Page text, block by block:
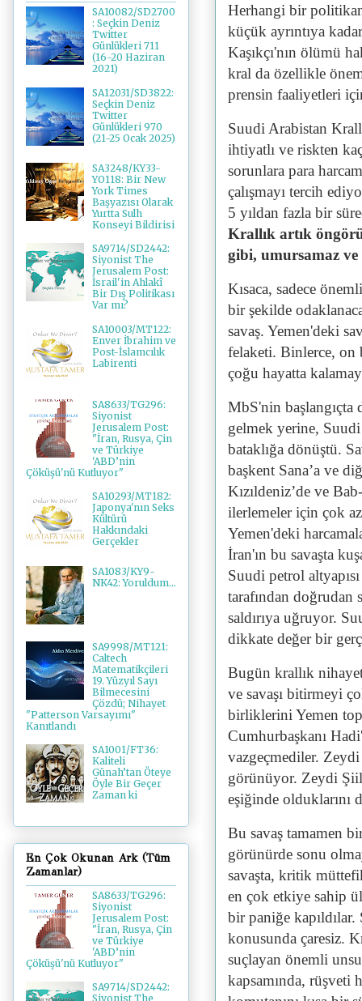
Herhangi bir
küçük ayrıntıya
Kaşıkçı'nın ölümü
kral da özellikle
prensin faaliyetleri
Suudi Arabistan
ihtiyatlı ve riskten
sorunlara para
çalışmayı tercih
5 yıldan fazla bir
Krallık artık
gibi, umursamaz
Kısaca, sadece
bir şekilde
savaş. Yemen'deki
felaketi. Binlerce, on
çoğu hayatta
MbS'nin başlangıçta
gelmek yerine,
bataklığa dönüştü.
başkent Sana’a ve
Kızıldeniz’de ve
ilerlemeler için çok
Yemen'deki
İran'ın bu savaşta
Suudi petrol
tarafından doğrudan
saldırıya uğruyor.
dikkate değer bir
Bugün krallık
ve savaşı bitirmeyi
birliklerini Yemen
Cumhurbaşkanı
vazgeçmediler.
görünüyor. Zeydi
eşiğinde olduklarını
Bu savaş tamamen
görünürde sonu
savaşta, kritik
en çok etkiye sahip
bir paniğe
konusunda çaresiz.
suçlayan önemli
kapsamında, rüşveti
SA10082/SD2700
: Seçkin Deniz
Twitter
Günlükleri 711
(16-20 Haziran
2021)
SA12031/SD3822:
Seçkin Deniz
Twitter
Günlükleri 970
(21-25 Ocak 2025)
SA3248/KY33-
YO118: Bir New
York Times
Başyazısı Olarak
Yurtta Sulh
Konseyi Bildirisi
SA9714/SD2442:
Siyonist The
Jerusalem Post:
İsrail'in Ahlakî
Bir Dış Politikası
Var mı?
SA10003/MT122:
Enver İbrahim ve
Post-İslamcılık
Labirenti
SA8633/TG296:
Siyonist
Jerusalem Post:
"İran, Rusya, Çin
ve Türkiye
'ABD’nin
Çöküşü'nü Kutluyor"
SA10293/MT182:
Japonya'nın Seks
Kültürü
Hakkındaki
Gerçekler
SA1083/KY9-
NK42: Yoruldum...
SA9998/MT121:
Caltech
Matematikçileri
19. Yüzyıl Sayı
Bilmecesini
Çözdü; Nihayet
"Patterson Varsayımı"
Kanıtlandı
SA1001/FT36:
Kaliteli
Günah’tan Öteye
Öyle Bir Geçer
Zaman ki
En Çok Okunan Ark (Tüm
Zamanlar)
SA8633/TG296:
Siyonist
Jerusalem Post:
"İran, Rusya, Çin
ve Türkiye
'ABD’nin
Çöküşü'nü Kutluyor"
SA9714/SD2442:
Siyonist The